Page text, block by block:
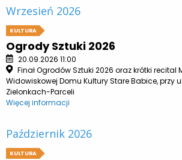
Wrzesień 2026
KULTURA
Ogrody Sztuki 2026
20.09.2026 11:00
Finał Ogrodów Sztuki 2026 oraz krótki recital
Widowiskowej Domu Kultury Stare Babice, przy
Zielonkach-Parceli
Więcej informacji
Październik 2026
KULTURA